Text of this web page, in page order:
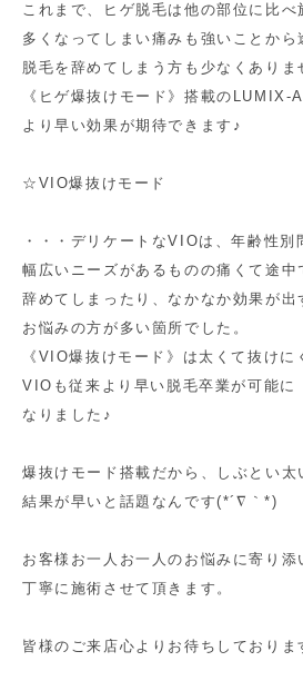
これまで、ヒゲ脱毛は他の部位に比べ
多くなってしまい痛みも強いことから
脱毛を辞めてしまう方も少なくありま
《ヒゲ爆抜けモード》搭載のLUMIX-
より早い効果が期待できます♪
☆VIO爆抜けモード
・・・デリケートなVIOは、年齢性別
幅広いニーズがあるものの痛くて途中
辞めてしまったり、なかなか効果が出
お悩みの方が多い箇所でした。
《VIO爆抜けモード》は太くて抜けに
VIOも従来より早い脱毛卒業が可能に
なりました♪
爆抜けモード搭載だから、しぶとい太
結果が早いと話題なんです(*´∇｀*)
お客様お一人お一人のお悩みに寄り添
丁寧に施術させて頂きます。
皆様のご来店心よりお待ちしておりま